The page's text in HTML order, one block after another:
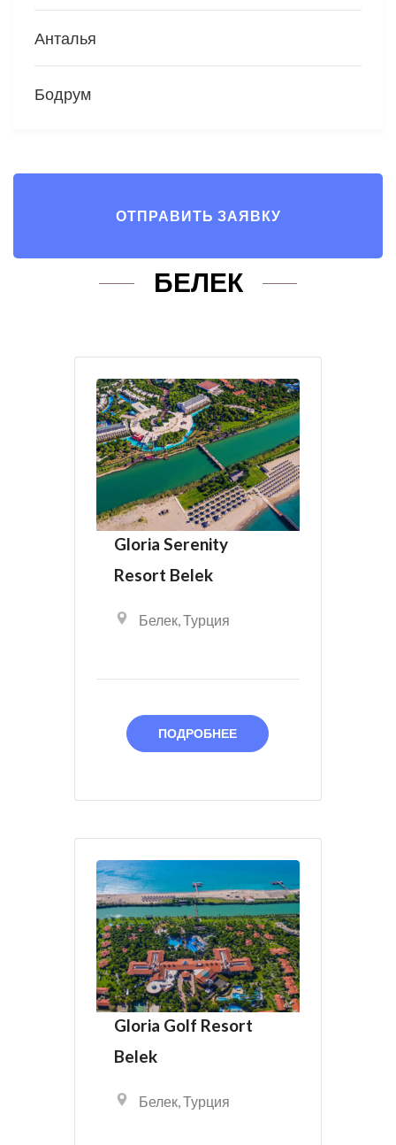
Анталья
Бодрум
ОТПРАВИТЬ ЗАЯВКУ
БЕЛЕК
Gloria Serenity
Resort Belek
Белек,Турция
ПОДРОБНЕЕ
Gloria Golf Resort
Belek
Белек ,Турция